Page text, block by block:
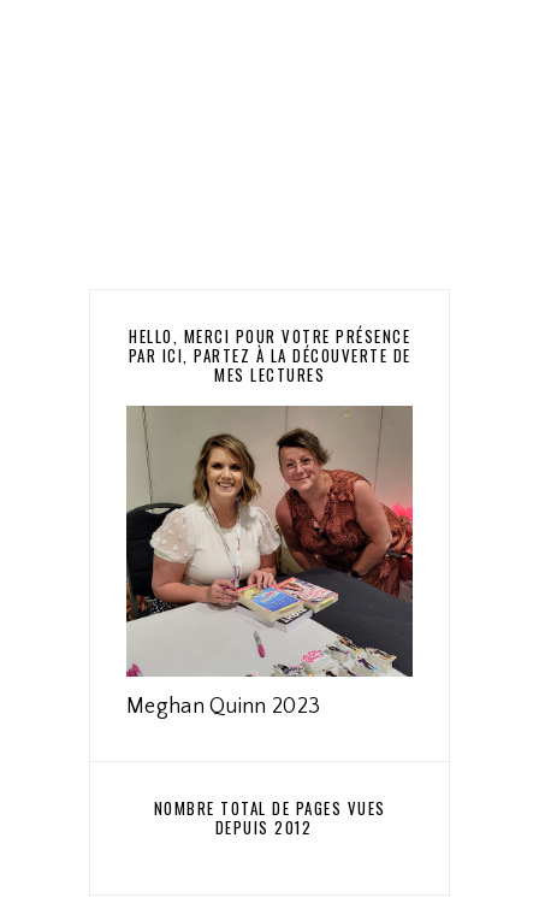
HELLO, MERCI POUR VOTRE PRÉSENCE
PAR ICI, PARTEZ À LA DÉCOUVERTE DE
MES LECTURES
Meghan Quinn 2023
NOMBRE TOTAL DE PAGES VUES
DEPUIS 2012